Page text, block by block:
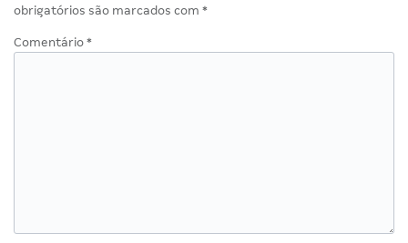
obrigatórios são marcados com *
Comentário *